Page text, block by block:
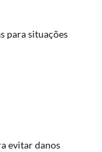
para situações
evitar danos